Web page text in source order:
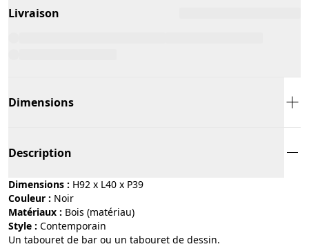
Livraison
Dimensions
Description
Dimensions : H92 x L40 x P39
Couleur :
noir
Matériaux :
bois (matériau)
Style :
contemporain
Un tabouret de bar ou un tabouret de dessin.